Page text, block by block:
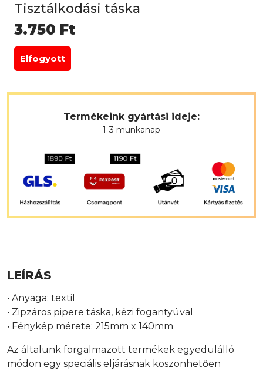
Tisztálkodási táska
3.750 Ft
Elfogyott
Termékeink gyártási ideje:
1-3 munkanap
LEÍRÁS
• Anyaga: textil
• Zipzáros pipere táska, kézi fogantyúval
• Fénykép mérete: 215mm x 140mm
Az általunk forgalmazott termékek egyedülálló
módon egy speciális eljárásnak köszönhetően